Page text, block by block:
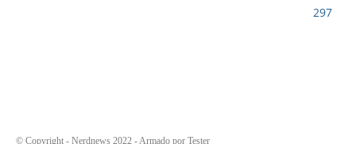
297
© Copyright - Nerdnews 2022 - Armado por Tester